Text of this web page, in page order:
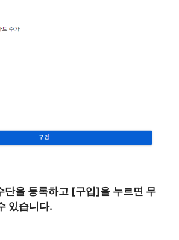
단을 등록하고 [구입]을 누르면 무
있습니다.